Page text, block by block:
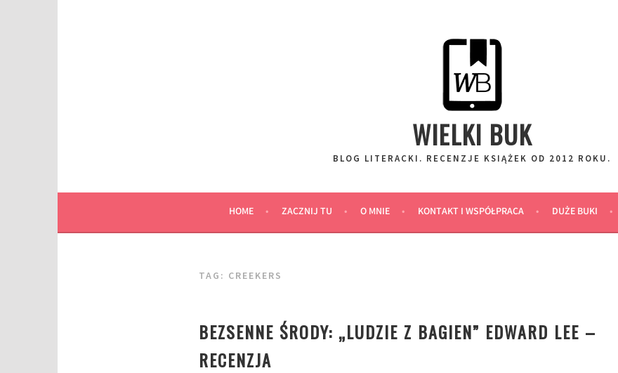
WIELKI BUK
BLOG LITERACKI. RECENZJE KSIĄŻEK OD 2012 ROKU.
HOME ZACZNIJ TU O MNIE KONTAKT I WSPÓŁPRACA DUŻE BUKI
TAG: CREEKERS
BEZSENNE ŚRODY: „LUDZIE Z BAGIEN” EDWARD LEE –
RECENZJA